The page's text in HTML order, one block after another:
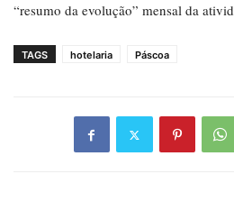
“resumo da evolução” mensal da
TAGS hotelaria Páscoa